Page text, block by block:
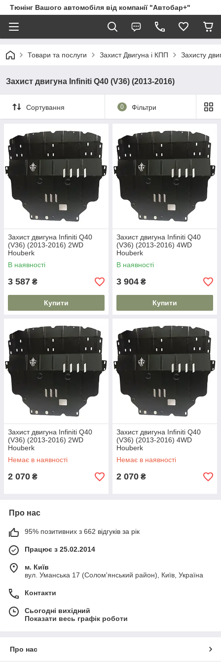
Тюнінг Вашого автомобіля від компанії "Автобар+"
Товари та послуги Захист Двигуна і КПП Захисту
Захист двигуна Infiniti Q40 (V36) (2013-2016)
Сортування 0 Фільтри
Захист двигуна Infiniti Q40
(V36) (2013-2016) 2WD
Houberk
В наявності
3 587 ₴
Купити
Захист двигуна Infiniti Q40
(V36) (2013-2016) 4WD
Houberk
В наявності
3 904 ₴
Купити
Захист двигуна Infiniti Q40
(V36) (2013-2016) 2WD
Houberk
Немає в наявності
2 070 ₴
Захист двигуна Infiniti Q40
(V36) (2013-2016) 4WD
Houberk
Немає в наявності
2 070 ₴
Про нас
95% позитивних з 662 відгуків за рік
Працює з 25.02.2014
м. Київ
вул. Уманська 17 (Солом'янський район), Київ, Україна
Контакти
Сьогодні вихідний
Показати весь графік роботи
Про нас